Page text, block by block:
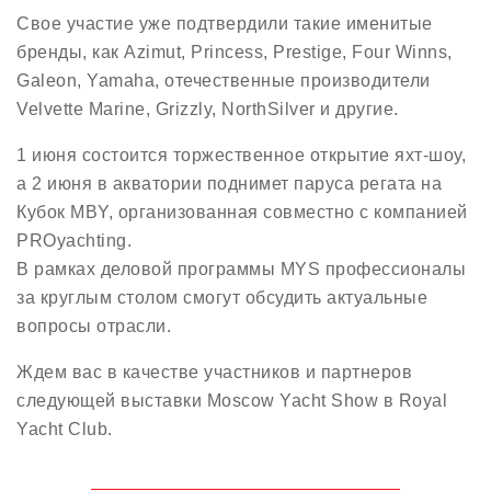
Свое участие уже подтвердили такие именитые
бренды, как Azimut, Princess, Prestige, Four Winns,
Galeon, Yamaha, отечественные производители
Velvette Marine, Grizzly, NorthSilver и другие.
1 июня состоится торжественное открытие яхт-шоу,
а 2 июня в акватории поднимет паруса регата на
Кубок MBY, организованная совместно с компанией
PROyachting.
В рамках деловой программы MYS профессионалы
за круглым столом смогут обсудить актуальные
вопросы отрасли.
Ждем вас в качестве участников и партнеров
следующей выставки Moscow Yacht Show в Royal
Yacht Club.